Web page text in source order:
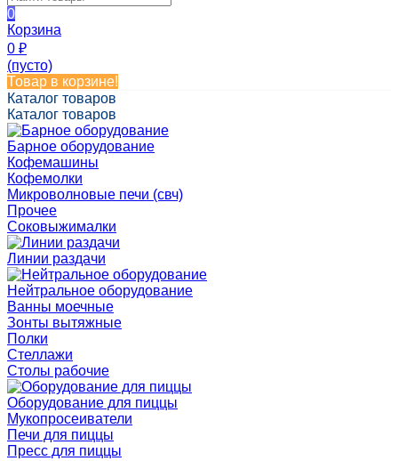
0
Корзина
0 ₽
(пусто)
Товар в корзине!
Каталог товаров
Каталог товаров
Барное оборудование
Кофемашины
Кофемолки
Микроволновые печи (свч)
Прочее
Соковыжималки
Линии раздачи
Нейтральное оборудование
Ванны моечные
Зонты вытяжные
Полки
Стеллажи
Столы рабочие
Оборудование для пиццы
Мукопросеиватели
Печи для пиццы
Пресс для пиццы